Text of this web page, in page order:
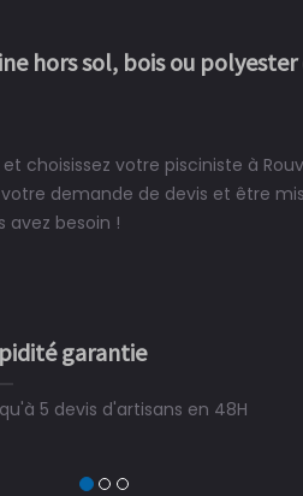
hors sol, bois ou
choisissez votre pisciniste à
demande de devis et être
avez besoin !
garantie
5 devis d'artisans en 48H
devient enfin réalité, une
chez moi.